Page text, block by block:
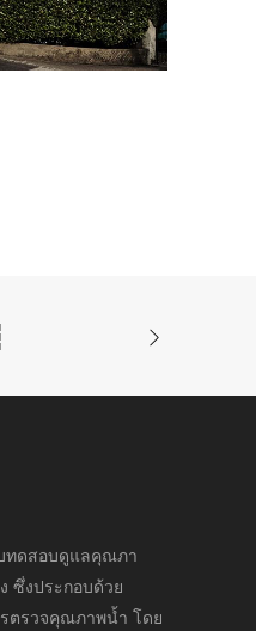
ทดสอบดูแลคุณภา
ซึ่งประกอบด้วย
ตรวจคุณภาพนํ้า โดย